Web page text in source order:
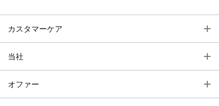
カスタマーケア
当社
オファー